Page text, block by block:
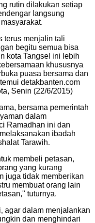
rutin dilakukan setiap
langsung
terus menjalin tali
begitu semua bisa
kota Tangsel ini lebih
khususnya
puasa bersama dan
detakbanten.com
Senin (22/6/2015)
bersama pemerintah
dalam
Ramadhan ini dan
ibadah
Tarawih.
membeli petasan,
yang kurang
juga tidak memberikan
membuat orang lain
tuturnya.
agar dalam menjalankan
dan menghindari